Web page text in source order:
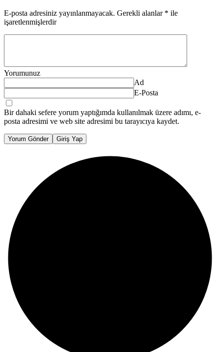
E-posta adresiniz yayınlanmayacak. Gerekli alanlar * ile
işaretlenmişlerdir
Yorumunuz
Ad
E-Posta
Bir dahaki sefere yorum yaptığımda kullanılmak üzere adımı, e-
posta adresimi ve web site adresimi bu tarayıcıya kaydet.
Yorum Gönder Giriş Yap